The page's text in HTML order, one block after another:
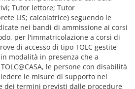
Tutor lettore; Tutor
LIS; calcolatrice) seguendo le
nei bandi di ammissione ai corsi
per l'immatricolazione a corsi di
di accesso di tipo TOLC gestite
modalità in presenza che a
le persone con disabilità
le misure di supporto nel
dei termini previsti dalle procedure